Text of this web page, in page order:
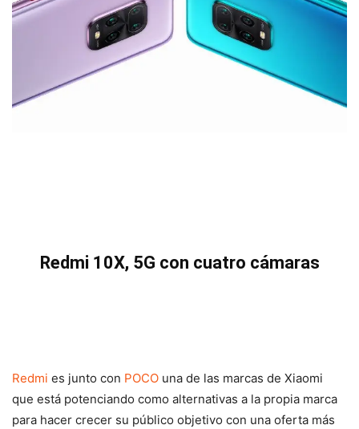
Redmi 10X, 5G con cuatro cámaras
Redmi es junto con POCO una de las marcas de Xiaomi
que está potenciando como alternativas a la propia marca
para hacer crecer su público objetivo con una oferta más